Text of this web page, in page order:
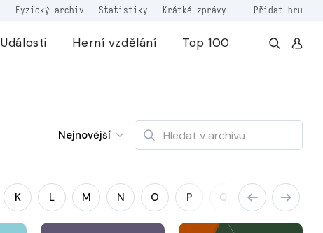
Fyzický archiv - Statistiky - Krátké zprávy Přidat hru
Události Herní vzdělání Top 100
Nejnovější
K L M N O P Q R S